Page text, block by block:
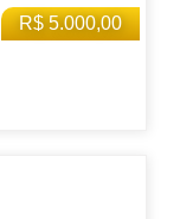
R$ 5.000,00